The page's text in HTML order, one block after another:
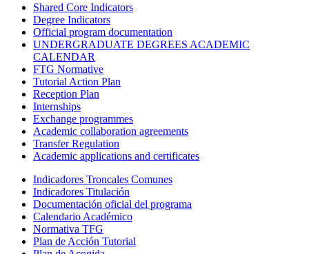
Shared Core Indicators
Degree Indicators
Official program documentation
UNDERGRADUATE DEGREES ACADEMIC
CALENDAR
FTG Normative
Tutorial Action Plan
Reception Plan
Internships
Exchange programmes
Academic collaboration agreements
Transfer Regulation
Academic applications and certificates
Indicadores Troncales Comunes
Indicadores Titulación
Documentación oficial del programa
Calendario Académico
Normativa TFG
Plan de Acción Tutorial